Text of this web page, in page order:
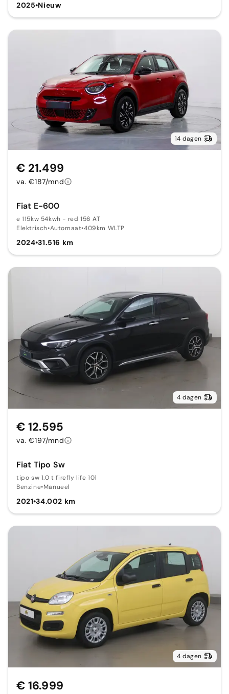
2025•Nieuw
14 dagen
Fiat E-600
e 115kw 54kwh - red 156 AT
Elektrisch•Automaat•409km WLTP
2024•31.516 km
€ 21.499
va. €187/mnd
4 dagen
Fiat Tipo Sw
tipo sw 1.0 t firefly life 101
Benzine•Manueel
2021•34.002 km
€ 12.595
va. €197/mnd
4 dagen
€ 16.999